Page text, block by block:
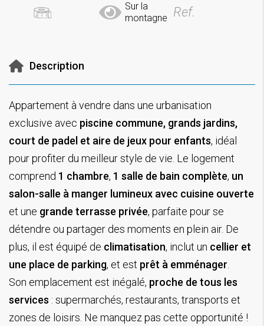
Sur la
montagne
Ref.
Description
Appartement à vendre dans une urbanisation
exclusive avec piscine commune, grands jardins,
court de padel et aire de jeux pour enfants, idéal
pour profiter du meilleur style de vie. Le logement
comprend 1 chambre, 1 salle de bain complète, un
salon-salle à manger lumineux avec cuisine ouverte
et une grande terrasse privée, parfaite pour se
détendre ou partager des moments en plein air. De
plus, il est équipé de climatisation, inclut un cellier et
une place de parking, et est prêt à emménager
Son emplacement est inégalé, proche de tous les
services : supermarchés, restaurants, transports et
zones de loisirs. Ne manquez pas cette opportunité !